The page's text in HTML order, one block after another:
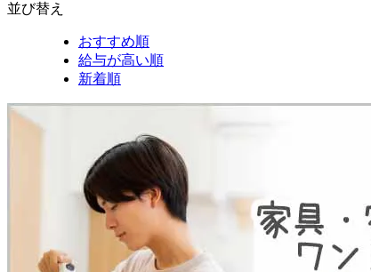
並び替え
おすすめ順
給与が高い順
新着順